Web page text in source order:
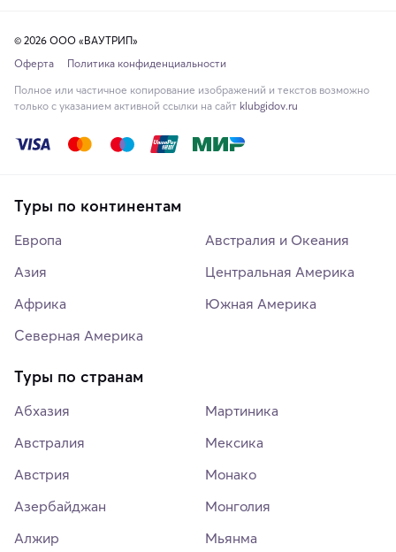
© 2026 ООО «ВАУТРИП»
Оферта
Политика конфиденциальности
Полное или частичное копирование изображений и текстов возможно
только с указанием активной ссылки на сайт klubgidov.ru
Туры по континентам
Европа
Азия
Африка
Северная Америка
Австралия и Океания
Центральная Америка
Южная Америка
Туры по странам
Абхазия
Австралия
Австрия
Азербайджан
Алжир
Мартиника
Мексика
Монако
Монголия
Мьянма